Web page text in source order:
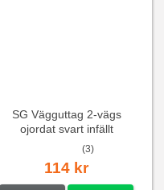
SG Vägguttag 2-vägs
ojordat svart infällt
16A/250V
(3)
114 kr